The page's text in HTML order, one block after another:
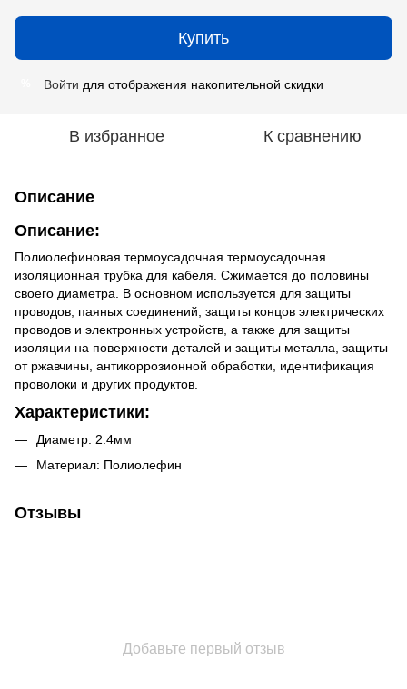
Купить
Войти для отображения накопительной скидки
В избранное К сравнению
Описание
Описание:
Полиолефиновая термоусадочная термоусадочная
изоляционная трубка для кабеля. Сжимается до половины
своего диаметра. В основном используется для защиты
проводов, паяных соединений, защиты концов электрических
проводов и электронных устройств, а также для защиты
изоляции на поверхности деталей и защиты металла, защиты
от ржавчины, антикоррозионной обработки, идентификация
проволоки и других продуктов.
Характеристики:
Диаметр: 2.4мм
Материал: Полиолефин
Отзывы
Добавьте первый отзыв